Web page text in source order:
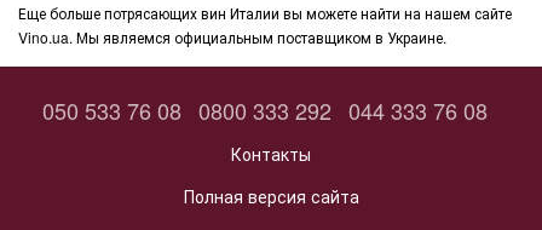
Еще больше потрясающих вин Италии вы можете найти на нашем сайте
Vino.ua. Мы являемся официальным поставщиком в Украине.
050 533 76 08 0800 333 292 044 333 76 08
Контакты
Полная версия сайта